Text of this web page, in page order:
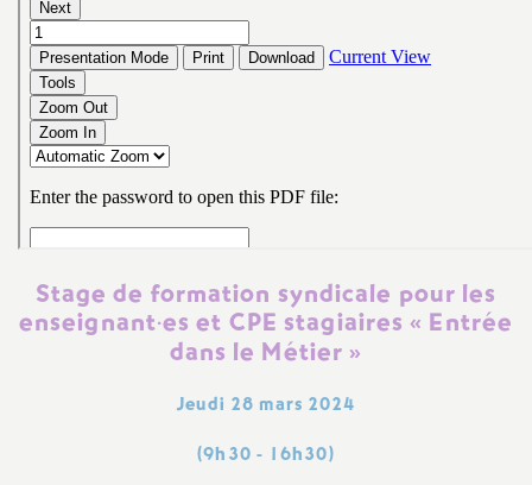
n
g
n
Stage de formation syndicale pour les
enseignant·es et CPE stagiaires « Entrée
dans le Métier »
Jeudi 28 mars 2024
(9h30 - 16h30)